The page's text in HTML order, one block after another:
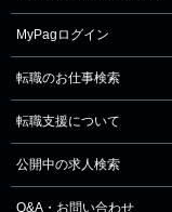
MyPagログイン
転職のお仕事検索
転職支援について
公開中の求人検索
Q&A・お問い合わせ